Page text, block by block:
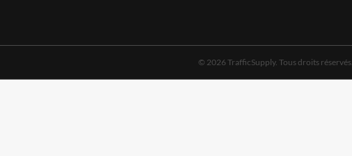
© 2026 TrafficSupply. Tous droits réservés.